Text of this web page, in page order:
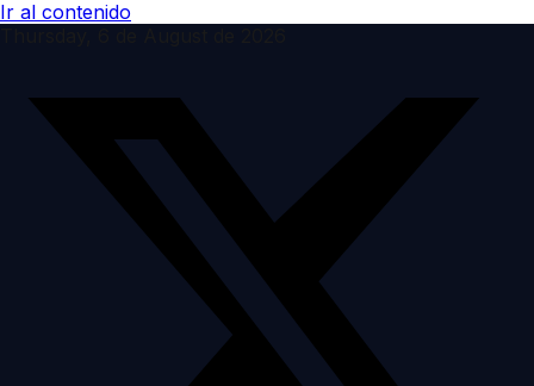
Ir al contenido